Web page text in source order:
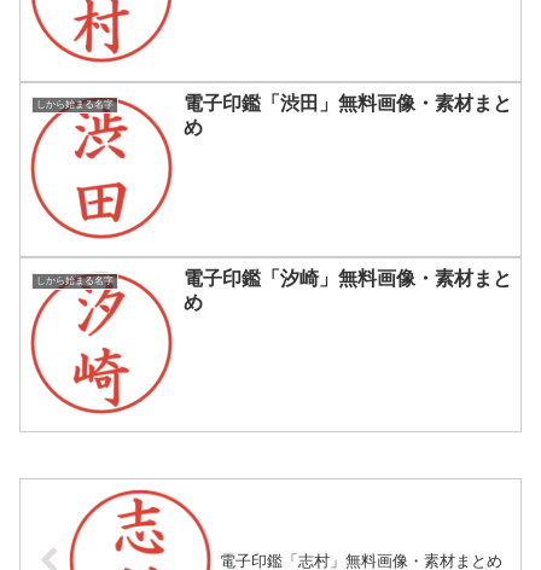
しから始まる名字
電子印鑑「渋田」無料画像・素材まと
め
しから始まる名字
電子印鑑「汐崎」無料画像・素材まと
め
電子印鑑「志村」無料画像・素材まとめ